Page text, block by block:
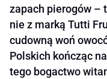
zapach pierogów –
nie z marką Tutti
cudowną woń
Polskich kończąc
tego bogactwo